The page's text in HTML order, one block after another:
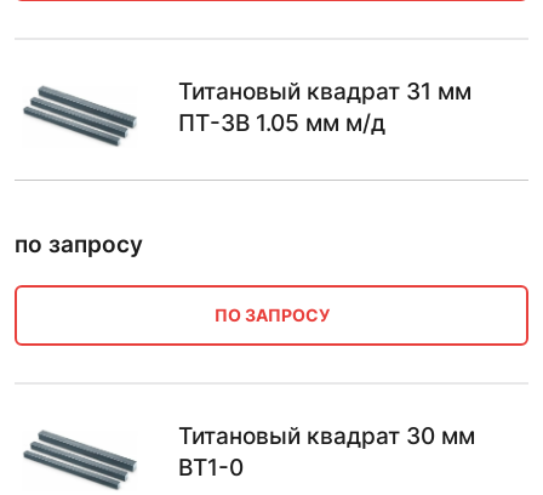
Титановый квадрат 31 мм
ПТ-3В 1.05 мм м/д
по запросу
ПО ЗАПРОСУ
Титановый квадрат 30 мм
ВТ1-0